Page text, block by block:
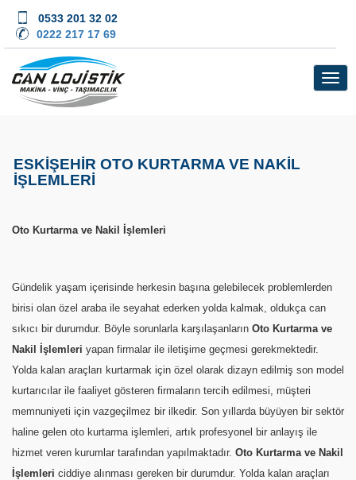
0533 201 32 02
0222 217 17 69
ESKİŞEHİR OTO KURTARMA VE NAKİL
İŞLEMLERİ
Oto Kurtarma ve Nakil İşlemleri
Gündelik yaşam içerisinde herkesin başına gelebilecek problemlerden
birisi olan özel araba ile seyahat ederken yolda kalmak, oldukça can
sıkıcı bir durumdur. Böyle sorunlarla karşılaşanların Oto Kurtarma ve
Nakil İşlemleri yapan firmalar ile iletişime geçmesi gerekmektedir.
Yolda kalan araçları kurtarmak için özel olarak dizayn edilmiş son model
kurtarıcılar ile faaliyet gösteren firmaların tercih edilmesi, müşteri
memnuniyeti için vazgeçilmez bir ilkedir. Son yıllarda büyüyen bir sektör
haline gelen oto kurtarma işlemleri, artık profesyonel bir anlayış ile
hizmet veren kurumlar tarafından yapılmaktadır. Oto Kurtarma ve Nakil
İşlemleri ciddiye alınması gereken bir durumdur. Yolda kalan araçları